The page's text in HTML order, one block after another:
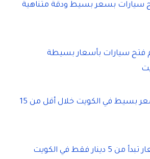
بسعر بسيط ودقة متناهية
فتح سيارات بأسعار بسيطة
فتح السيارات بسعر بسيط في الكويت خلال أقل من 15
فقط في الكويت